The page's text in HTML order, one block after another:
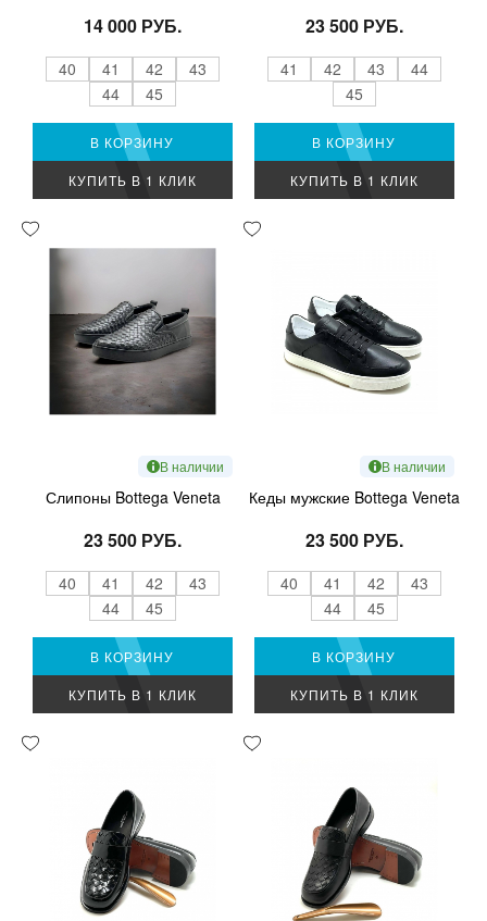
14 000 РУБ.
40 41 42
43
44
45
В КОРЗИНУ
КУПИТЬ В 1 КЛИК
23 500 РУБ.
41 42 43
44
45
В КОРЗИНУ
КУПИТЬ В 1 КЛИК
В наличии
Слипоны Bottega Veneta
23 500 РУБ.
40 41 42
43
44
45
В КОРЗИНУ
КУПИТЬ В 1 КЛИК
В наличии
Кеды мужские Bottega Veneta
23 500 РУБ.
40 41 42
43
44
45
В КОРЗИНУ
КУПИТЬ В 1 КЛИК